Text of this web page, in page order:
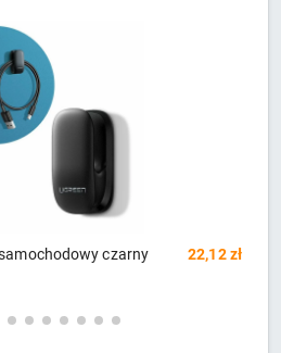
czarny
22,12 zł
Uchwyt